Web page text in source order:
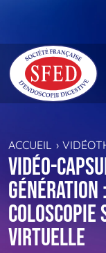
ACCUEIL
Vidéo-
génération
coloscopie
virtuelle